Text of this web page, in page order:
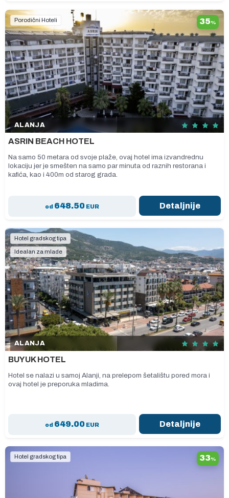
Porodični Hoteli 35%
ALANJA
ASRIN BEACH HOTEL
Na samo 50 metara od svoje plaže, ovaj hotel ima izvandrednu
lokaciju jer je smešten na samo par minuta od raznih restorana i
kafića, kao i 400m od starog grada.
od 648.50EUR Detaljnije
Hotel gradskog tipa
Idealan za mlade
ALANJA
BUYUK HOTEL
Hotel se nalazi u samoj Alanji, na prelepom šetalištu pored mora i
ovaj hotel je preporuka mladima.
od 649.00EUR Detaljnije
Hotel gradskog tipa 33%